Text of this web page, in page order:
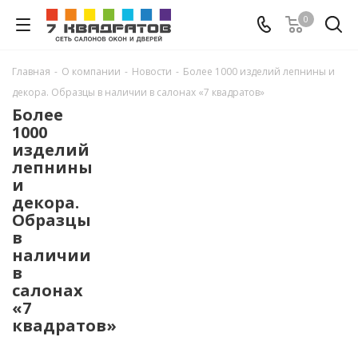
0
Главная - О компании - Новости - Более 1000 изделий лепнины и
декора. Образцы в наличии в салонах «7 квадратов»
Более
1000
изделий
лепнины
и
декора.
Образцы
в
наличии
в
салонах
«7
квадратов»